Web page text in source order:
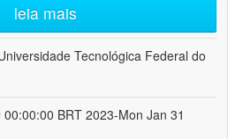
leia mais
Tecnológica Federal do
BRT 2023-Mon Jan 31